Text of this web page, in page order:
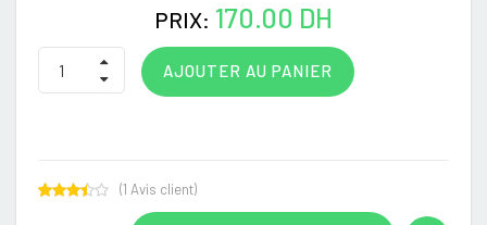
PRIX: 170.00 DH
AJOUTER AU PANIER
(1 Avis client)